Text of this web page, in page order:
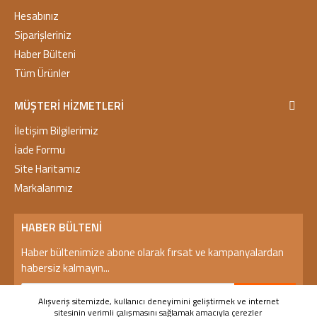
Hesabınız
Siparişleriniz
Haber Bülteni
Tüm Ürünler
MÜŞTERI HIZMETLERI
İletişim Bilgilerimiz
İade Formu
Site Haritamız
Markalarımız
HABER BÜLTENI
Haber bültenimize abone olarak fırsat ve kampanyalardan
habersiz kalmayın...
GÖNDER
Alışveriş sitemizde, kullanıcı deneyimini geliştirmek ve internet
sitesinin verimli çalışmasını sağlamak amacıyla çerezler